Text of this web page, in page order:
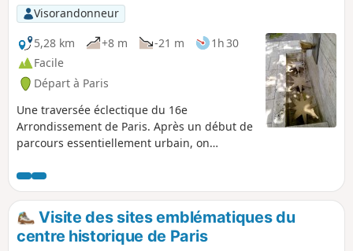
Visorandonneur
5,28 km
+8 m -21 m
1h 30
Facile
Départ à Paris
Une traversée éclectique du 16e
Arrondissement de Paris. Après un début de
parcours essentiellement urbain, on
banquette de l'ancienne voie ferrée de Petite
Ceinture. La promenade s'achève par une
flânerie dans le Square des Poètes et la
visite des Serres d'Auteuil qui passionnera
les botanistes amateurs.
Visite des sites emblématiques du
centre historique de Paris